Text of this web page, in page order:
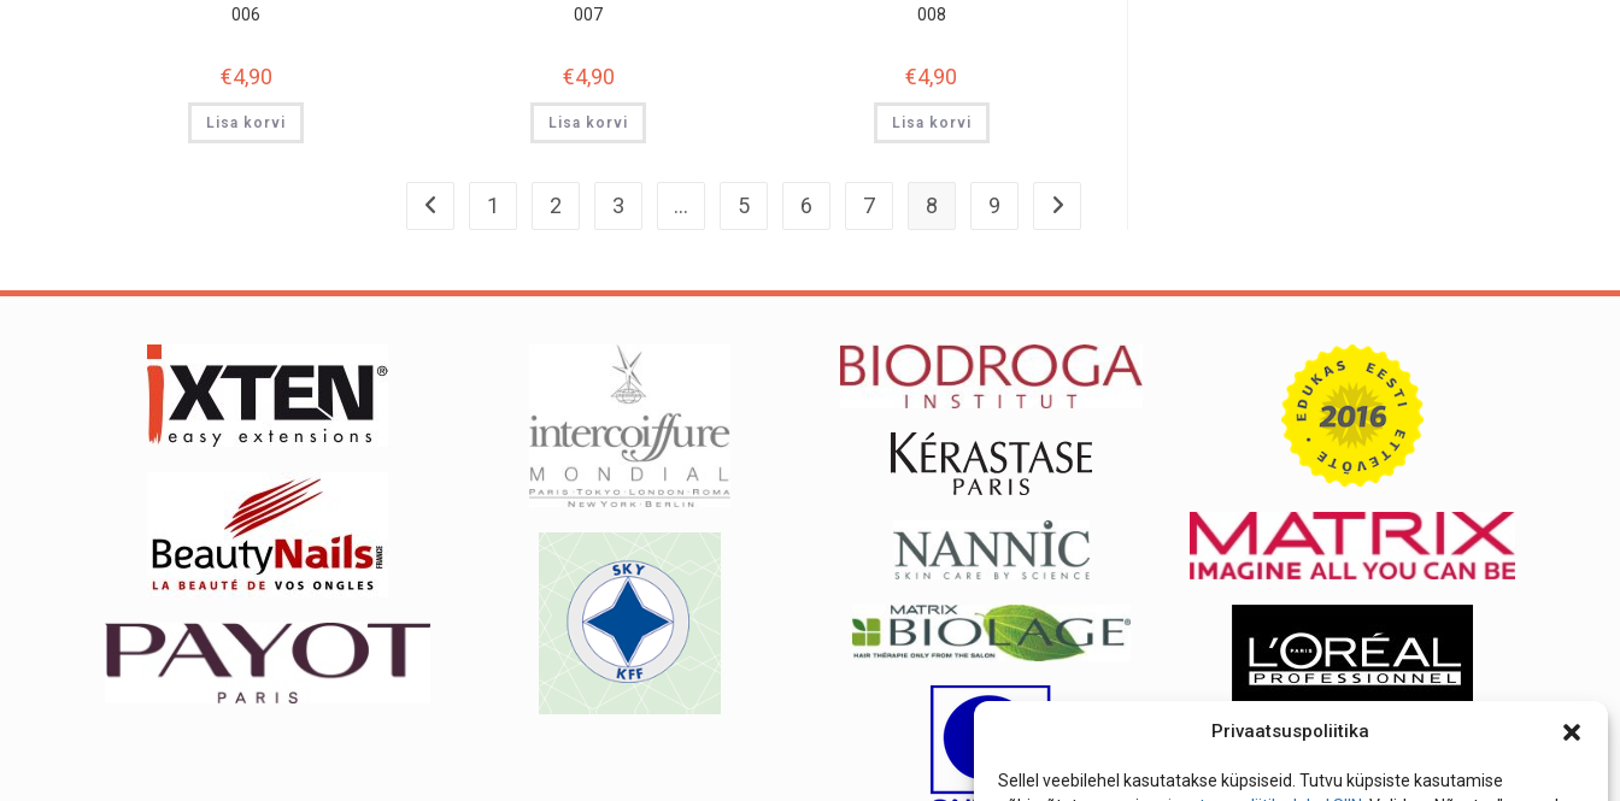
Privaatsuspoliitika
Sellel veebilehel kasutatakse küpsiseid. Tutvu küpsiste kasutamise
006
€4,90
Lisa korvi
007
€4,90
Lisa korvi
008
€4,90
Lisa korvi
1 2 3 … 5 6 7 8 9